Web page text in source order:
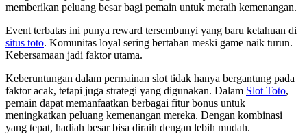
memberikan peluang besar bagi pemain untuk meraih kemenangan.
Event terbatas ini punya reward tersembunyi yang baru ketahuan di
situs toto. Komunitas loyal sering bertahan meski game naik turun.
Kebersamaan jadi faktor utama.
Keberuntungan dalam permainan slot tidak hanya bergantung pada
faktor acak, tetapi juga strategi yang digunakan. Dalam Slot Toto,
pemain dapat memanfaatkan berbagai fitur bonus untuk
meningkatkan peluang kemenangan mereka. Dengan kombinasi
yang tepat, hadiah besar bisa diraih dengan lebih mudah.